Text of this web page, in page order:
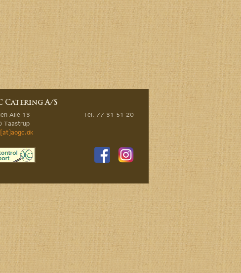
Catering A/S
Alle 13
Tel. 77 31 51 20
Taastrup